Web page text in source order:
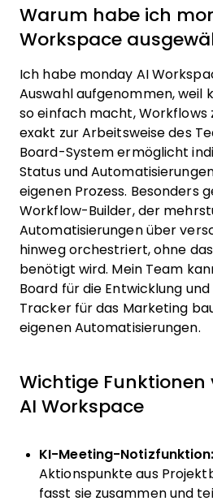
Warum habe ich
Workspace
Ich habe monday AI
Auswahl aufgenommen, weil
so einfach macht, Workflows
exakt zur Arbeitsweise des
Board-System ermöglicht
Status und
eigenen Prozess. Besonders
Workflow-Builder, der
Automatisierungen über
hinweg orchestriert, ohne
benötigt wird. Mein Team
Board für die Entwicklung
Tracker für das Marketing
eigenen Automatisierungen.
Wichtige
AI Workspace
KI-Meeting-Notizfunktion:
Aktionspunkte aus
fasst sie zusammen und